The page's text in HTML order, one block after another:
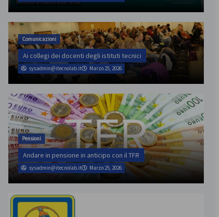
Comunicazioni
Ai collegi dei docenti degli istituti tecnici
sysadmin@itecnolab.it Marzo 25, 2026
Pensioni
Andare in pensione in anticipo con il TFR
sysadmin@itecnolab.it Marzo 25, 2026